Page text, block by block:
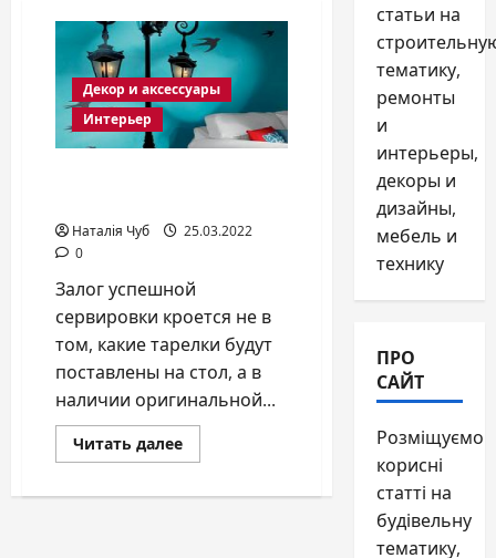
Декор и аксессуары
Интерьер
Наталія Чуб
25.03.2022
0
Залог успешной
сервировки кроется не в
том, какие тарелки будут
поставлены на стол, а в
наличии оригинальной...
Читать далееПрочитать
больше
дом
статьи на
тематику,
ремонты
и
интерьеры,
декоры и
дизайны,
мебель и
технику
ПРО
САЙТ
Розміщуємо
корисні
статті на
будівельну
тематику,